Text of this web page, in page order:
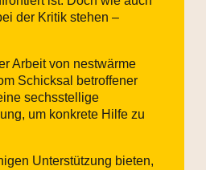
der Kritik stehen –
Arbeit von nestwärme
Schicksal betroffener
sechsstellige
um konkrete Hilfe zu
Unterstützung bieten,